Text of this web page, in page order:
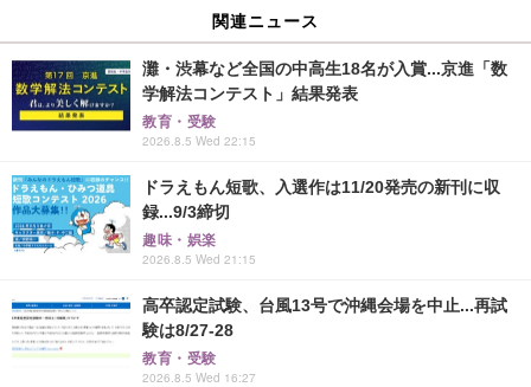
関連ニュース
灘・渋幕など全国の中高生18名が入賞...京進「数
学解法コンテスト」結果発表
教育・受験
2026.8.5 Wed 22:15
ドラえもん短歌、入選作は11/20発売の新刊に収
録...9/3締切
趣味・娯楽
2026.8.5 Wed 21:15
高卒認定試験、台風13号で沖縄会場を中止...再試
験は8/27-28
教育・受験
2026.8.5 Wed 16:27